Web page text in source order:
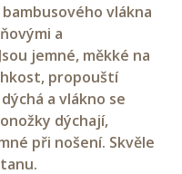
vlákna
a
jemné, měkké na
propouští
a vlákno se
dýchají,
při nošení. Skvěle